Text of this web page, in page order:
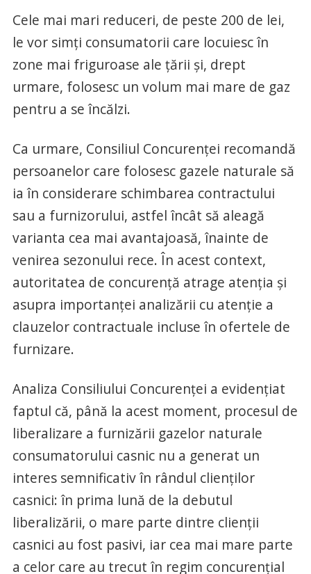
Cele mai mari reduceri, de peste 200 de lei,
le vor simţi consumatorii care locuiesc în
zone mai friguroase ale ţării şi, drept
urmare, folosesc un volum mai mare de gaz
pentru a se încălzi.
Ca urmare, Consiliul Concurenţei recomandă
persoanelor care folosesc gazele naturale să
ia în considerare schimbarea contractului
sau a furnizorului, astfel încât să aleagă
varianta cea mai avantajoasă, înainte de
venirea sezonului rece. În acest context,
autoritatea de concurenţă atrage atenţia şi
asupra importanţei analizării cu atenţie a
clauzelor contractuale incluse în ofertele de
furnizare.
Analiza Consiliului Concurenţei a evidenţiat
faptul că, până la acest moment, procesul de
liberalizare a furnizării gazelor naturale
consumatorului casnic nu a generat un
interes semnificativ în rândul clienţilor
casnici: în prima lună de la debutul
liberalizării, o mare parte dintre clienţii
casnici au fost pasivi, iar cea mai mare parte
a celor care au trecut în regim concurenţial